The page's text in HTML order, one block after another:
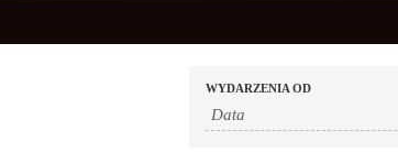
WYDARZENIA OD